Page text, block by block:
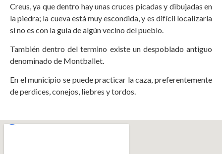
Creus, ya que dentro hay unas cruces picadas y dibujadas en
la piedra; la cueva está muy escondida, y es difícil localizarla
si no es con la guía de algún vecino del pueblo.
También dentro del termino existe un despoblado antiguo
denominado de Montballet.
En el municipio se puede practicar la caza, preferentemente
de perdices, conejos, liebres y tordos.